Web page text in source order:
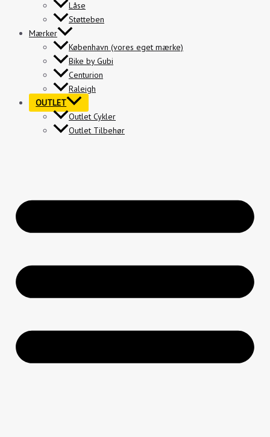
Låse
Støtteben
Mærker
København (vores eget mærke)
Bike by Gubi
Centurion
Raleigh
OUTLET
Outlet Cykler
Outlet Tilbehør